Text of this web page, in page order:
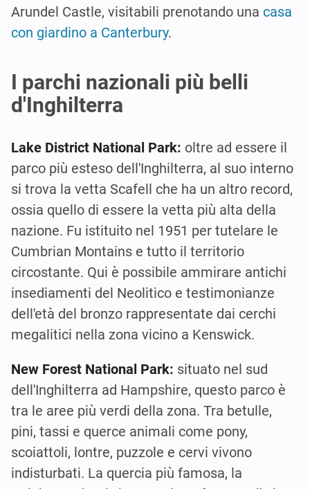
Arundel Castle, visitabili prenotando una casa
con giardino a Canterbury.
I parchi nazionali più belli
d'Inghilterra
Lake District National Park: oltre ad essere il
parco più esteso dell'Inghilterra, al suo interno
si trova la vetta Scafell che ha un altro record,
ossia quello di essere la vetta più alta della
nazione. Fu istituito nel 1951 per tutelare le
Cumbrian Montains e tutto il territorio
circostante. Qui è possibile ammirare antichi
insediamenti del Neolitico e testimonianze
dell'età del bronzo rappresentate dai cerchi
megalitici nella zona vicino a Kenswick.
New Forest National Park: situato nel sud
dell'Inghilterra ad Hampshire, questo parco è
tra le aree più verdi della zona. Tra betulle,
pini, tassi e querce animali come pony,
scoiattoli, lontre, puzzole e cervi vivono
indisturbati. La quercia più famosa, la